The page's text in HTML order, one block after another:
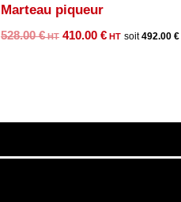
Marteau piqueur
528.00€
Le
410.00 €
Le
492.00 €